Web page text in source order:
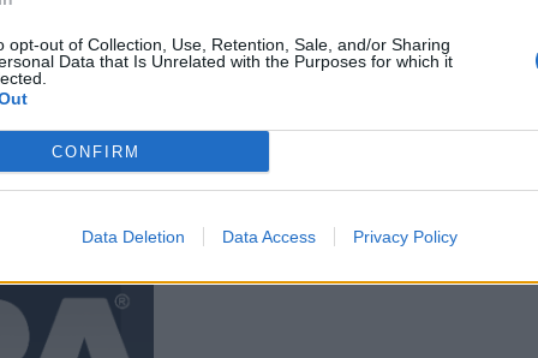
opt-out of Collection, Use, Retention, Sale, and/or Sharing
Data that Is Unrelated with the Purposes for which it
CONFIRM
Data Deletion Data Access Privacy Policy
vuoksi
-näytöksessä